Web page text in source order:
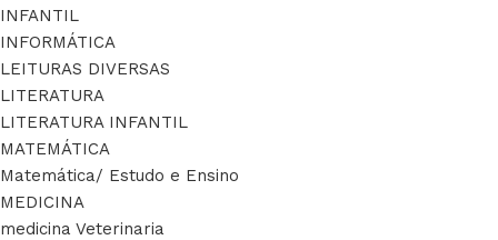
INFANTIL
INFORMÁTICA
LEITURAS DIVERSAS
LITERATURA
LITERATURA INFANTIL
MATEMÁTICA
Matemática/ Estudo e Ensino
MEDICINA
medicina Veterinaria